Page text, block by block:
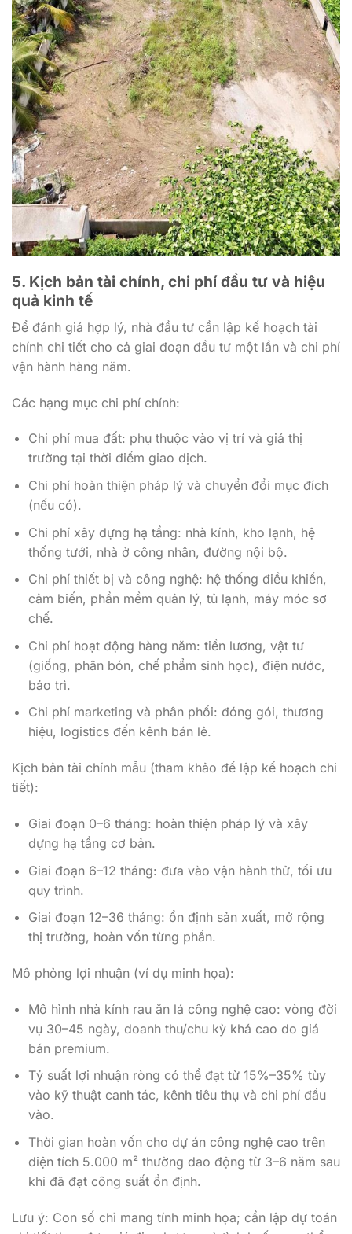
5. Kịch bản tài chính, chi phí đầu tư và hiệu
quả kinh tế
Để đánh giá hợp lý, nhà đầu tư cần lập kế hoạch tài
chính chi tiết cho cả giai đoạn đầu tư một lần và chi phí
vận hành hàng năm.
Các hạng mục chi phí chính:
Chi phí mua đất: phụ thuộc vào vị trí và giá thị
trường tại thời điểm giao dịch.
Chi phí hoàn thiện pháp lý và chuyển đổi mục đích
(nếu có).
Chi phí xây dựng hạ tầng: nhà kính, kho lạnh, hệ
thống tưới, nhà ở công nhân, đường nội bộ.
Chi phí thiết bị và công nghệ: hệ thống điều khiển,
cảm biến, phần mềm quản lý, tủ lạnh, máy móc sơ
chế.
Chi phí hoạt động hàng năm: tiền lương, vật tư
(giống, phân bón, chế phẩm sinh học), điện nước,
bảo trì.
Chi phí marketing và phân phối: đóng gói, thương
hiệu, logistics đến kênh bán lẻ.
Kịch bản tài chính mẫu (tham khảo để lập kế hoạch chi
tiết):
Giai đoạn 0–6 tháng: hoàn thiện pháp lý và xây
dựng hạ tầng cơ bản.
Giai đoạn 6–12 tháng: đưa vào vận hành thử, tối ưu
quy trình.
Giai đoạn 12–36 tháng: ổn định sản xuất, mở rộng
thị trường, hoàn vốn từng phần.
Mô phỏng lợi nhuận (ví dụ minh họa):
Mô hình nhà kính rau ăn lá công nghệ cao: vòng đời
vụ 30–45 ngày, doanh thu/chu kỳ khá cao do giá
bán premium.
Tỷ suất lợi nhuận ròng có thể đạt từ 15%–35% tùy
vào kỹ thuật canh tác, kênh tiêu thụ và chi phí đầu
vào.
Thời gian hoàn vốn cho dự án công nghệ cao trên
diện tích 5.000 m² thường dao động từ 3–6 năm sau
khi đã đạt công suất ổn định.
Lưu ý: Con số chỉ mang tính minh họa; cần lập dự toán